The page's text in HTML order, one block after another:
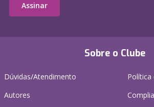
Sobre o Clube
Dúvidas/Atendimento
Autores
Política
Assinar